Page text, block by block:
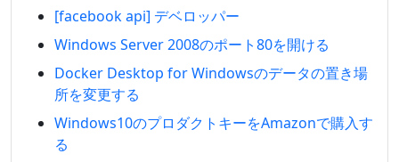
[facebook api] デベロッパー
Windows Server 2008のポート80を開ける
Docker Desktop for Windowsのデータの置き場
所を変更する
Windows10のプロダクトキーをAmazonで購入す
る